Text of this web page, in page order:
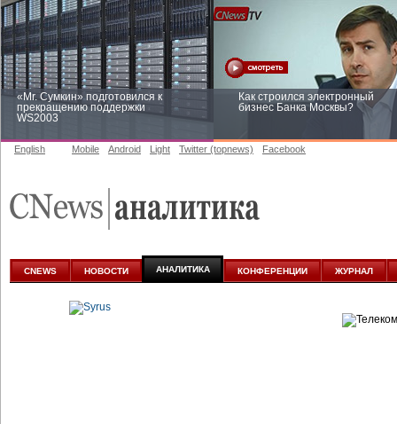
«Mr. Сумкин» подготовился к
прекращению поддержки
WS2003
Как строился электронный
бизнес Банка Москвы?
аналитике
English Mobile Android Light Twitter (topnews) Facebook
CNEWS НОВОСТИ АНАЛИТИКА КОНФЕРЕНЦИИ ЖУРНАЛ